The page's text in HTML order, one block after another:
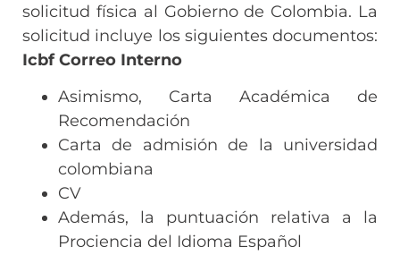
solicitud física al Gobierno de Colombia. La
solicitud incluye los siguientes documentos:
Icbf Correo Interno
Asimismo, Carta Académica de
Recomendación
Carta de admisión de la universidad
colombiana
CV
Además, la puntuación relativa a la
Prociencia del Idioma Español